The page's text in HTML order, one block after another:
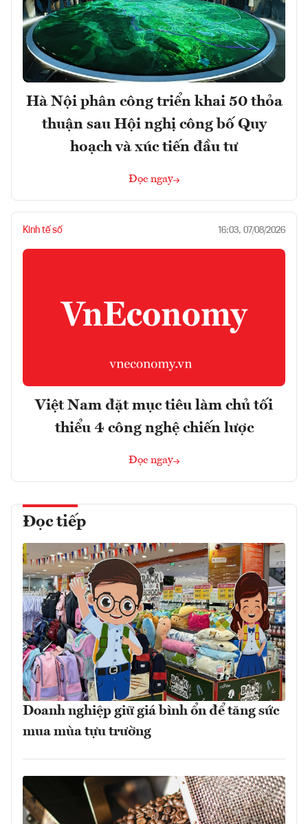
Hà Nội phân công triển khai 50 thỏa
thuận sau Hội nghị công bố Quy
hoạch và xúc tiến đầu tư
Đọc ngay
Kinh tế số 16:03, 07/08/2026
Việt Nam đặt mục tiêu làm chủ tối
thiểu 4 công nghệ chiến lược
Đọc ngay
Đọc tiếp
Doanh nghiệp giữ giá bình ổn để tăng sức
mua mùa tựu trường